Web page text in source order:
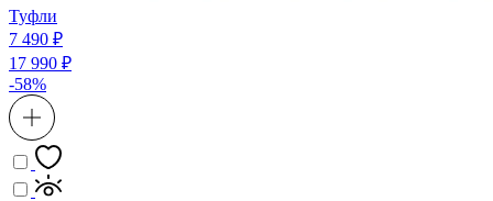
Туфли
7 490 ₽
17 990 ₽
-58%